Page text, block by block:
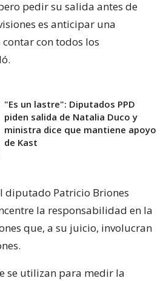
pedir su salida antes de
es anticipar una
con todos los
"Es un lastre": Diputados PPD
piden salida de Natalia Duco y
ministra dice que mantiene apoyo
de Kast
diputado Patricio Briones
la responsabilidad en la
que, a su juicio, involucran
se utilizan para medir la